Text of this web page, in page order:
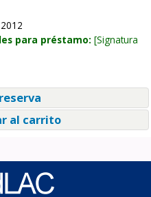
para préstamo: Signatura
al carrito